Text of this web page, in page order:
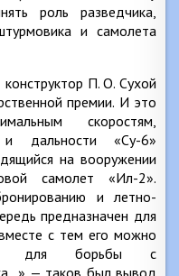
роль разведчика,
и самолета
П. О. Сухой
премии. И это
скоростям,
и дальности «Су-6»
на вооружении
самолет «Ил-2».
и летно-
предназначен для
с тем его можно
и для борьбы с
— таков был вывод